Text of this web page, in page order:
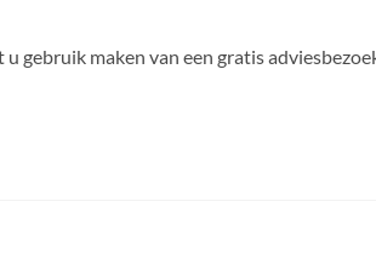
u gebruik maken van een gratis